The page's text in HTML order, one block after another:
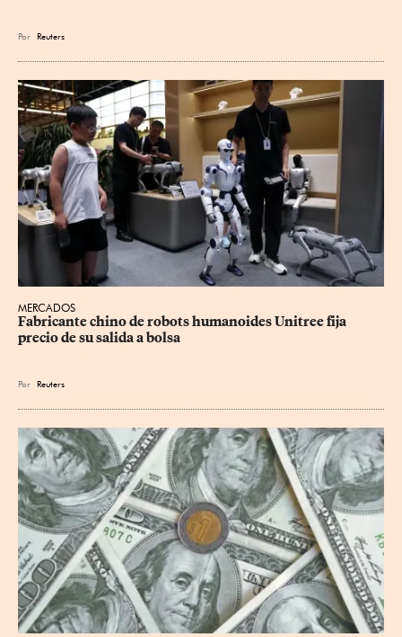
Por Reuters
MERCADOS
Fabricante chino de robots humanoides Unitree fija
precio de su salida a bolsa
Por Reuters